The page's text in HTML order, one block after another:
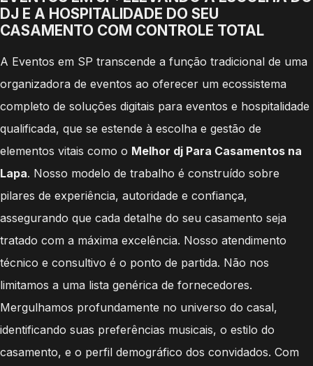
DJ E A HOSPITALIDADE DO SEU
CASAMENTO COM CONTROLE TOTAL
A Eventos em SP transcende a função tradicional de uma
organizadora de eventos ao oferecer um ecossistema
completo de soluções digitais para eventos e hospitalidade
qualificada, que se estende à escolha e gestão de
elementos vitais como o Melhor dj Para Casamentos na
Lapa. Nosso modelo de trabalho é construído sobre
pilares de experiência, autoridade e confiança,
assegurando que cada detalhe do seu casamento seja
tratado com a máxima excelência. Nosso atendimento
técnico e consultivo é o ponto de partida. Não nos
limitamos a uma lista genérica de fornecedores.
Mergulhamos profundamente no universo do casal,
identificando suas preferências musicais, o estilo do
casamento, e o perfil demográfico dos convidados. Com